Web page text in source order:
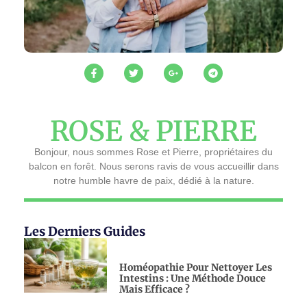
ROSE & PIERRE
Bonjour, nous sommes Rose et Pierre, propriétaires du
balcon en forêt. Nous serons ravis de vous accueillir dans
notre humble havre de paix, dédié à la nature.
Les Derniers Guides
Homéopathie Pour Nettoyer Les
Intestins : Une Méthode Douce
Mais Efficace ?